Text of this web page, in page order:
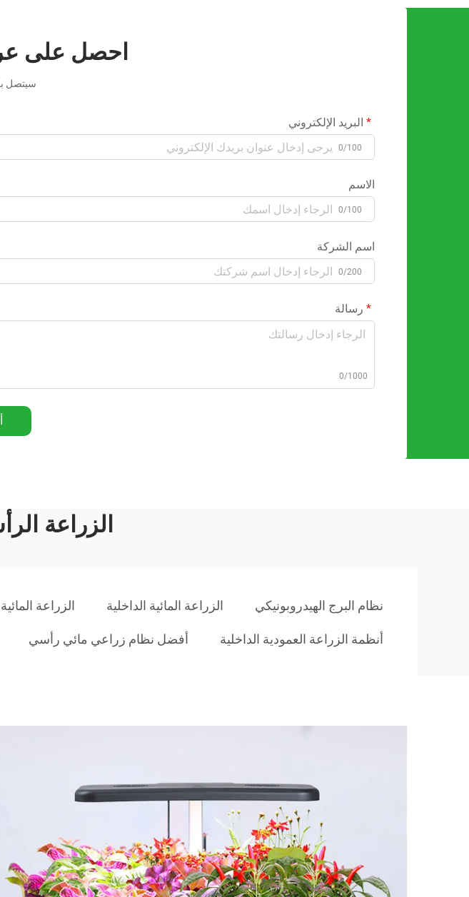
احصل على
سيتصل
البريد الإلكتروني
0/100
الاسم
0/100
اسم الشركة
0/200
رسالة
0/1000
الزراعة
نظام البرج الهيدروبونيكي الزراعة المائية الداخلية الزراعة
أنظمة الزراعة العمودية الداخلية أفضل نظام زراعي مائي رأسي